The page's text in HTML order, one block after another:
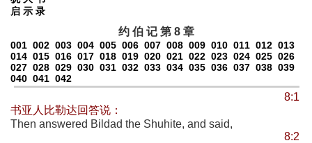
启 示 录
约 伯 记 第 8 章
001 002 003 004 005 006 007 008 009 010 011 012 013
014 015 016 017 018 019 020 021 022 023 024 025 026
027 028 029 030 031 032 033 034 035 036 037 038 039
040 041 042
8:1
书亚人比勒达回答说：
Then answered Bildad the Shuhite, and said,
8:2